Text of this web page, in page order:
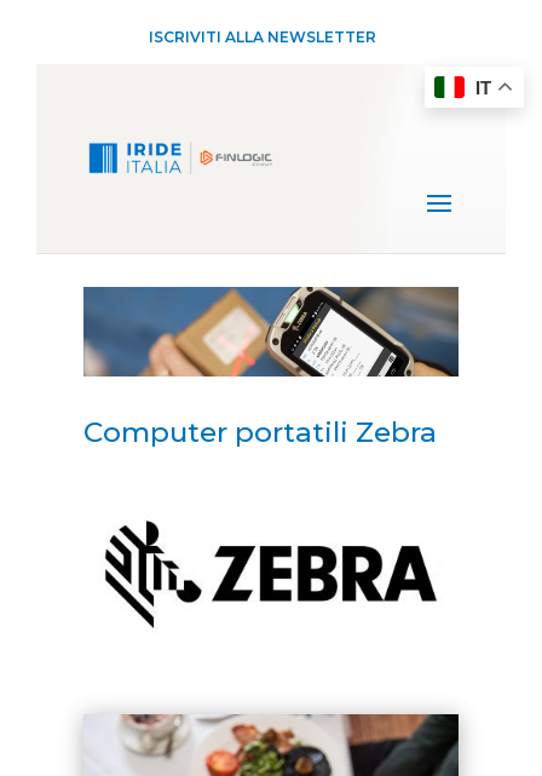
ISCRIVITI ALLA NEWSLETTER
Computer portatili Zebra
IT